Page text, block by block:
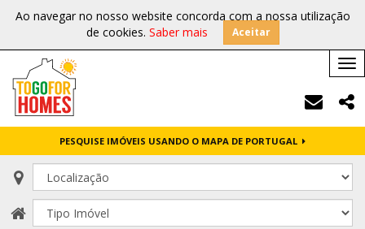
Ao navegar no nosso website concorda com a nossa utilização
de cookies. Saber mais Aceitar
PESQUISE IMÓVEIS USANDO O MAPA DE PORTUGAL